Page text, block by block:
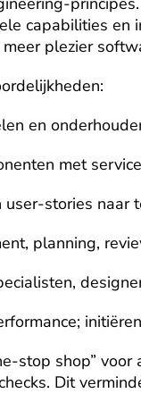
capabilities en
plezier
en
met
stories naar
planning,
stop shop”
Dit